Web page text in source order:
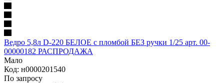
Ведро 5,8л D-220 БЕЛОЕ с пломбой БЕЗ ручки 1/25 арт. 00-
00000182 РАСПРОДАЖА
Мало
Код: н0000201540
По запросу